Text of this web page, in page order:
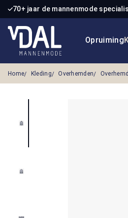
de hoofdinhoud
Ga naar de zoekopdracht
Ga naar de hoofdnavigatie
70+ jaar de mannenmode
Opruiming
Home Kleding Overhemden